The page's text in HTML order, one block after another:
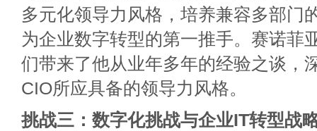
多元化领导力风格，培养兼容多部门
为企业数字转型的第一推手。赛诺菲
们带来了他从业年多年的经验之谈，
CIO所应具备的领导力风格。
挑战三：数字化挑战与企业IT转型战